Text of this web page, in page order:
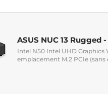
ASUS NUC 13 Rugged
Intel N50 Intel UHD Graphics
emplacement M.2 PCIe